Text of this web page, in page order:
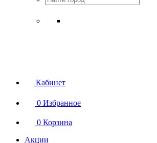
Кабинет
0 Избранное
0 Корзина
Акции